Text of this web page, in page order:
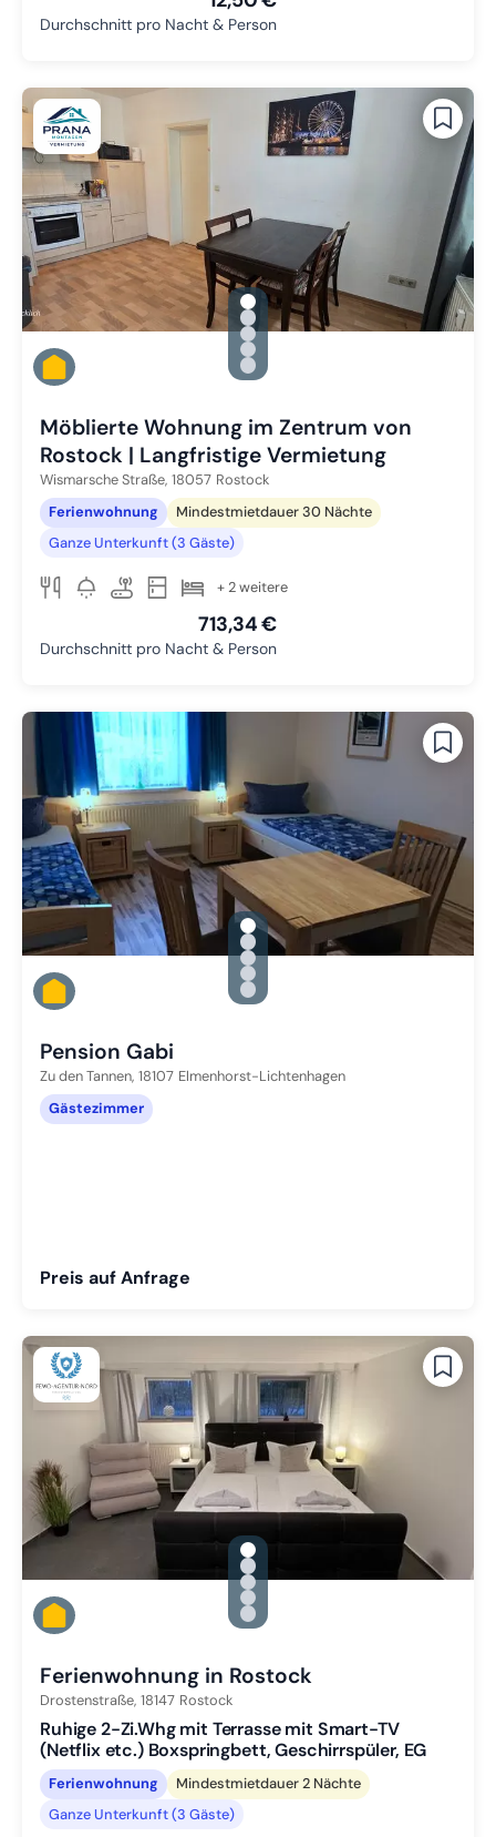
Durchschnitt pro Nacht & Person
gallery.slide_selector
Zu Slide 1 wechseln
Zu Slide 2 wechseln
Zu Slide 3 wechseln
Zu Slide 4 wechseln
Zu Slide 5 wechseln
Möblierte Wohnung im Zentrum von
Rostock | Langfristige Vermietung
Wismarsche Straße, 18057 Rostock
Ferienwohnung
Mindestmietdauer 30 Nächte
Ganze Unterkunft (3 Gäste)
+ 2 weitere
713,34 €
Durchschnitt pro Nacht & Person
gallery.slide_selector
Zu Slide 1 wechseln
Zu Slide 2 wechseln
Zu Slide 3 wechseln
Zu Slide 4 wechseln
Zu Slide 5 wechseln
Pension Gabi
Zu den Tannen, 18107 Elmenhorst-Lichtenhagen
Gästezimmer
Preis auf Anfrage
gallery.slide_selector
Zu Slide 1 wechseln
Zu Slide 2 wechseln
Zu Slide 3 wechseln
Zu Slide 4 wechseln
Zu Slide 5 wechseln
Ferienwohnung in Rostock
Drostenstraße, 18147 Rostock
Ruhige 2-Zi.Whg mit Terrasse mit Smart-TV
(Netflix etc.) Boxspringbett, Geschirrspüler, EG
Ferienwohnung
Mindestmietdauer 2 Nächte
Ganze Unterkunft (3 Gäste)